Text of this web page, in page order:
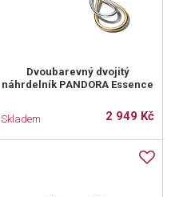
Dvoubarevný dvojitý
náhrdelník PANDORA Essence
Skladem 2 949 Kč